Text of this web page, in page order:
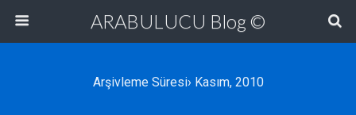
ARABULUCU Blog ©
Arşivleme Süresi› Kasım, 2010